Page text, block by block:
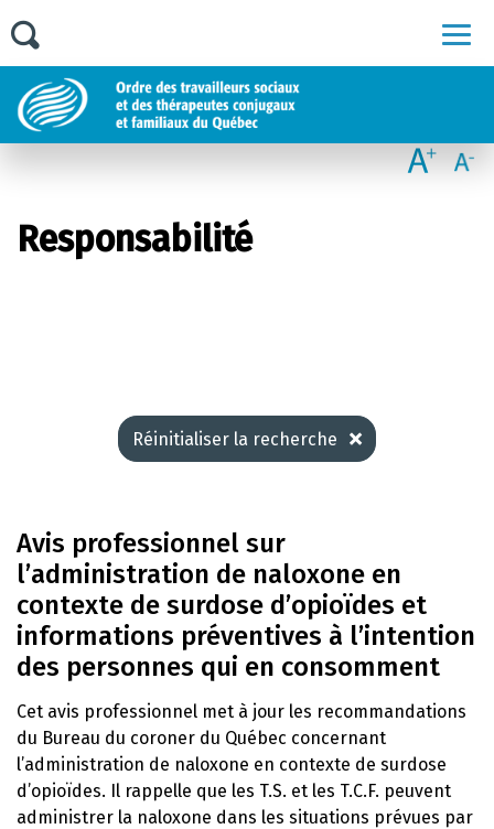
Responsabilité
Réinitialiser la recherche
Avis professionnel sur
l’administration de naloxone en
contexte de surdose d’opioïdes et
informations préventives à l’intention
des personnes qui en consomment
Cet avis professionnel met à jour les recommandations
du Bureau du coroner du Québec concernant
l’administration de naloxone en contexte de surdose
d’opioïdes. Il rappelle que les T.S. et les T.C.F. peuvent
administrer la naloxone dans les situations prévues par